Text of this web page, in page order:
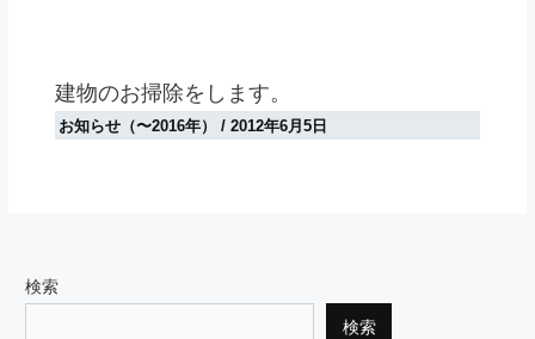
建物のお掃除をします。
お知らせ（〜2016年） /2012年6月5日
検索
検索